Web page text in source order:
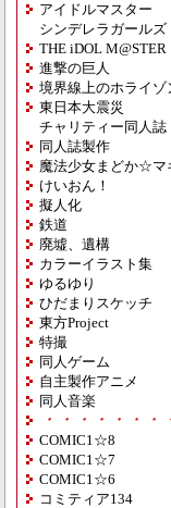
アイドルマスター
シンデレラガールズ
THE iDOL M@STER
進撃の巨人
境界線上のホライゾ
東日本大震災
チャリティー同人誌
同人誌製作
魔法少女まどか☆マ
けいおん！
擬人化
鉄道
廃墟、遺構
カラーイラスト集
ゆるゆり
ひだまりスケッチ
東方Project
特撮
同人ゲーム
自主製作アニメ
同人音楽
・・・・・・・
COMIC1☆8
COMIC1☆7
COMIC1☆6
コミティア134